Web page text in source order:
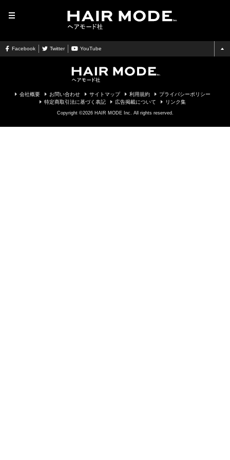
Facebook Twitter YouTube
会社概要 お問い合わせ サイトマップ 利用規約
プライバシーポリシー
特定商取引法に基づく表記
広告掲載について リンク集
Copyright ©2026 HAIR MODE Inc. All rights reserved.